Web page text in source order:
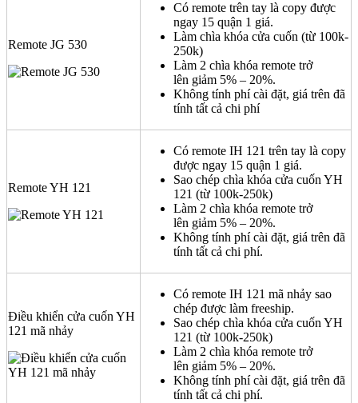
Remote JG 530
Có remote trên tay là copy được
ngay 15 quận 1 giá.
Làm chìa khóa cửa cuốn (từ 100k-
250k)
Làm 2 chìa khóa remote trở
lên giảm 5% – 20%.
Không tính phí cài đặt, giá trên đã
tính tất cả chi phí
Remote YH 121
Có remote IH 121 trên tay là copy
được ngay 15 quận 1 giá.
Sao chép chìa khóa cửa cuốn YH
121 (từ 100k-250k)
Làm 2 chìa khóa remote trở
lên giảm 5% – 20%.
Không tính phí cài đặt, giá trên đã
tính tất cả chi phí.
Điều khiển cửa cuốn YH
121 mã nhảy
Có remote IH 121 mã nhảy sao
chép được làm freeship.
Sao chép chìa khóa cửa cuốn YH
121 (từ 100k-250k)
Làm 2 chìa khóa remote trở
lên giảm 5% – 20%.
Không tính phí cài đặt, giá trên đã
tính tất cả chi phí.